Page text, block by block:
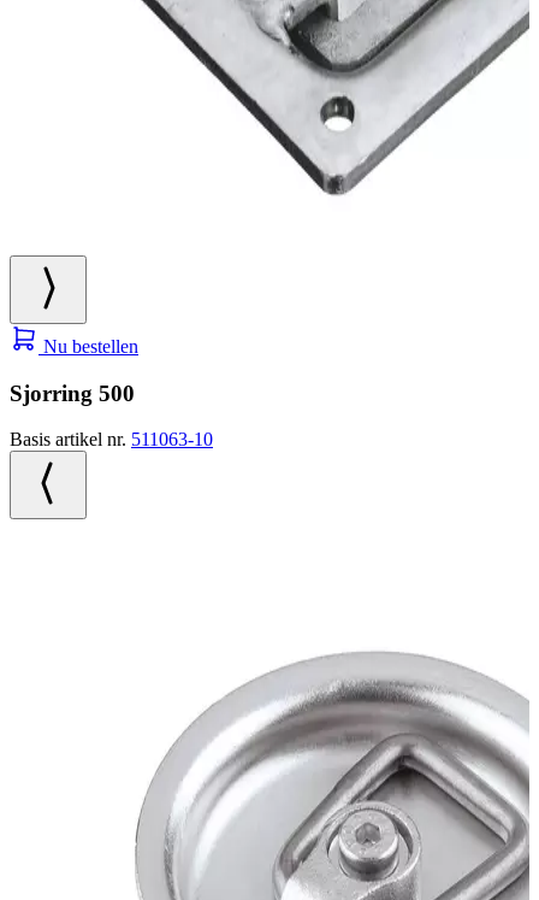
Nu bestellen
Sjorring 500
Basis artikel nr. 511063-10